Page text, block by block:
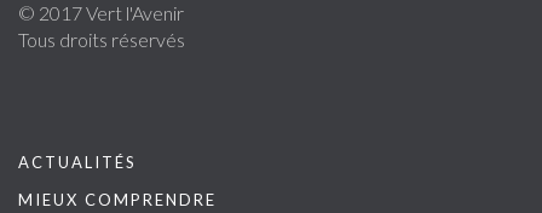
© 2017 Vert l'Avenir
Tous droits réservés
ACTUALITÉS
MIEUX COMPRENDRE